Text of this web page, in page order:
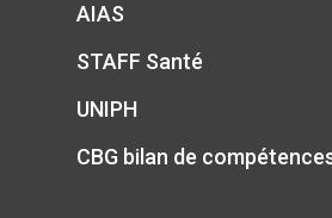
AIAS
STAFF Santé
UNIPH
CBG bilan de